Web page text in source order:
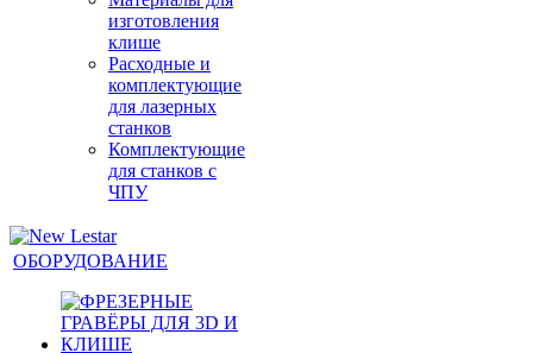
изготовления
клише
Расходные и
комплектующие
для лазерных
станков
Комплектующие
для станков с
ЧПУ
ОБОРУДОВАНИЕ